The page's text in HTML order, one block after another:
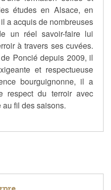
études en Alsace, en
a acquis de nombreuses
un réel savoir-faire lui
à travers ses cuvées.
Poncié depuis 2009, il
et respectueuse
bourguignonne, il a
respect du terroir avec
fil des saisons.